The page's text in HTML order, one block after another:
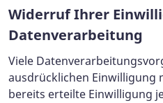
Widerruf Ihrer
Datenverarbeitung
Viele
ausdrücklichen Einwilligung
bereits erteilte Einwilligung